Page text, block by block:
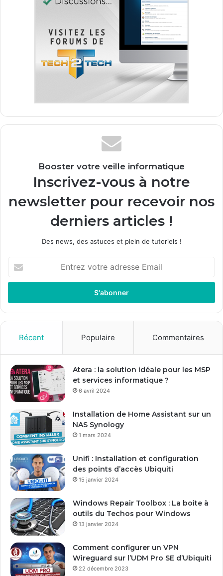
Booster votre veille informatique
Inscrivez-vous à notre
newsletter pour recevoir nos
derniers articles !
Des news, des astuces et plein de tutoriels !
t
e
z
r
e
a
d
s
e
m
a
Récent Populaire Commentaires
Atera : la solution idéale pour les MSP
et services informatique ?
6 avril 2024
Installation de Home Assistant sur un
NAS Synology
1 mars 2024
Unifi : Installation et configuration
des points d’accès Ubiquiti
15 janvier 2024
Windows Repair Toolbox : La boite à
outils du Techos pour Windows
13 janvier 2024
Comment configurer un VPN
Wireguard sur l’UDM Pro SE d’Ubiquiti
22 décembre 2023